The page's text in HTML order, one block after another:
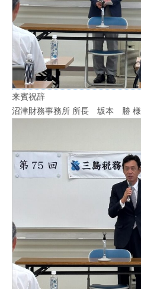
来賓祝辞
沼津財務事務所 所長 坂本 勝 様